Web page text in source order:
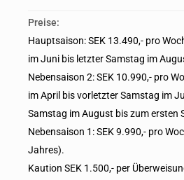
Preise:
Hauptsaison: SEK 13.490,- pro
im Juni bis letzter Samstag im
Nebensaison 2: SEK 10.990,- pro
im April bis vorletzter Samstag im
Samstag im August bis zum ersten
Nebensaison 1: SEK 9.990,- pro
Jahres).
Kaution SEK 1.500,- per